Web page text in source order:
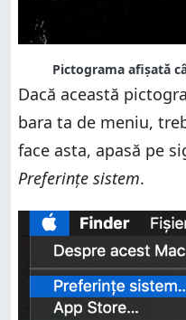
Pictograma afișată
Dacă această
bara ta de meniu,
face asta, apasă pe
Preferințe sistem.